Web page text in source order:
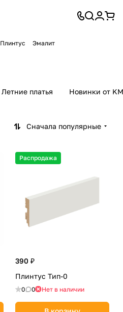
Плинтус Эмалит
Летние платья Новинки от
Сначала популярные
Распродажа
390 ₽
Плинтус Тип-0
0 0 Нет в наличии